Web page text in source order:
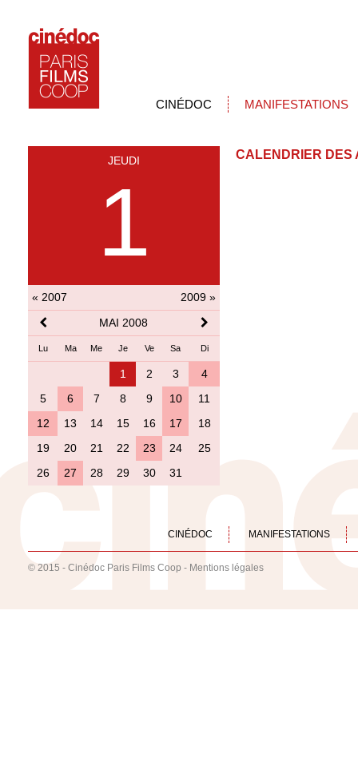
CINÉDOC MANIFESTATIONS
JEUDI
1
« 2007
2009 »
MAI 2008
Lu Ma Me Je Ve Sa Di
1 2 3
4
5
6 7 8 9 10
11
12
13 14 15 16 17
18
19
20 21 22 23 24
25
26
27 28 29 30 31
CALENDRIER DES
CINÉDOC MANIFESTATIONS
© 2015 - Cinédoc Paris Films Coop - Mentions légales